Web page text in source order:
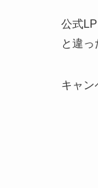
公式
と違っ
キャン